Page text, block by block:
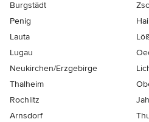
Burgstädt
Penig
Lauta
Lugau
Neukirchen/Erzgebirge
Thalheim
Rochlitz
Arnsdorf